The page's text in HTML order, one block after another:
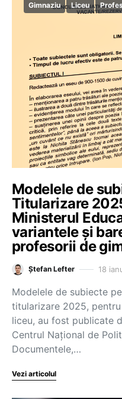
Gimnaziu Liceu
Modelele de
Titularizare
Ministerul
variantele și
profesorii de
Ștefan Lefter 18
Modelele de subiecte
titularizare 2025,
liceu, au fost publicate
Centrul Național de
Documentele,…
Vezi articolul